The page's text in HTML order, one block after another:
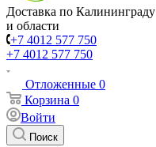
Доставка по Калининграду
и области
+7 4012 577 750
+7 4012 577 750
Отложенные 0
Корзина 0
Войти
Поиск